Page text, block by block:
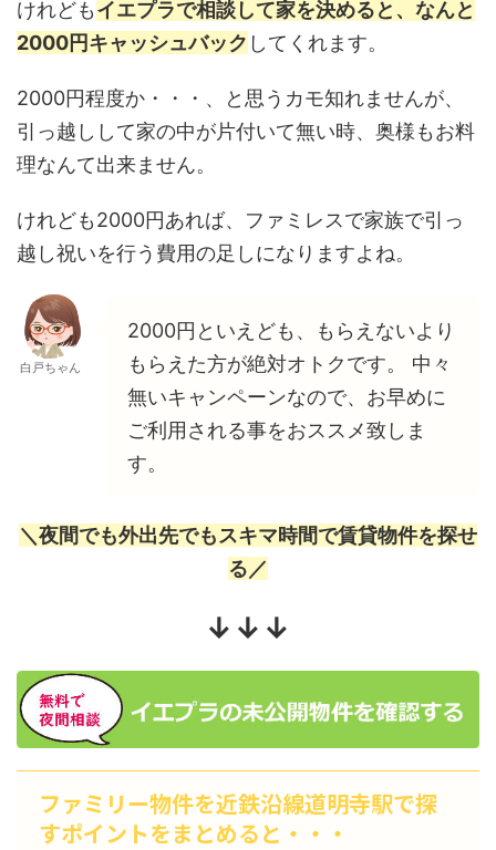
けれどもイエプラで相談して家を決めると、なんと
2000円キャッシュバック してくれます。
2000円程度か・・・、と思うカモ知れませんが、
引っ越しして家の中が片付いて無い時、奥様もお料
理なんて出来ません。
けれども2000円あれば、ファミレスで家族で引っ
越し祝いを行う費用の足しになりますよね。
白戸ちゃん
2000円といえども、もらえないより
もらえた方が絶対オトクです。 中々
無いキャンペーンなので、お早めに
ご利用される事をおススメ致しま
す。
＼夜間でも外出先でもスキマ時間で賃貸物件を探せ
る／
↓↓↓
ファミリー物件を近鉄沿線道明寺駅で探
すポイントをまとめると・・・